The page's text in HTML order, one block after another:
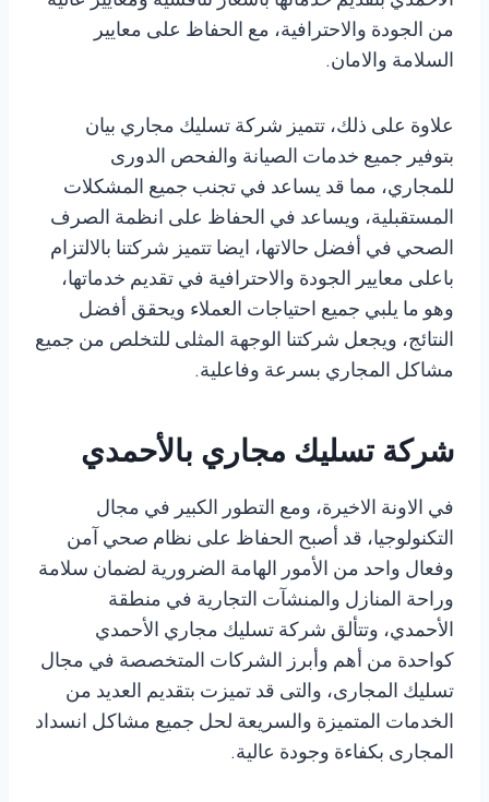
من الجودة والاحترافية، مع الحفاظ على معايير
السلامة والامان.
علاوة على ذلك، تتميز شركة تسليك مجاري بيان
بتوفير جميع خدمات الصيانة والفحص الدورى
للمجاري، مما قد يساعد في تجنب جميع المشكلات
المستقبلية، ويساعد في الحفاظ على انظمة الصرف
الصحي في أفضل حالاتها، ايضا تتميز شركتنا بالالتزام
باعلى معايير الجودة والاحترافية في تقديم خدماتها،
وهو ما يلبي جميع احتياجات العملاء ويحقق أفضل
النتائج، ويجعل شركتنا الوجهة المثلى للتخلص من جميع
مشاكل المجاري بسرعة وفاعلية.
شركة تسليك مجاري بالأحمدي
في الاونة الاخيرة، ومع التطور الكبير في مجال
التكنولوجيا، قد أصبح الحفاظ على نظام صحي آمن
وفعال واحد من الأمور الهامة الضرورية لضمان سلامة
وراحة المنازل والمنشآت التجارية في منطقة
الأحمدي، وتتألق شركة تسليك مجاري الأحمدي
كواحدة من أهم وأبرز الشركات المتخصصة في مجال
تسليك المجارى، والتى قد تميزت بتقديم العديد من
الخدمات المتميزة والسريعة لحل جميع مشاكل انسداد
المجارى بكفاءة وجودة عالية.